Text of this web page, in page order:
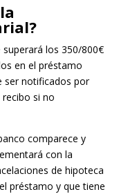
los 350/800€
en el préstamo
ser notificados por
si no
comparece y
con la
de hipoteca
préstamo y que tiene